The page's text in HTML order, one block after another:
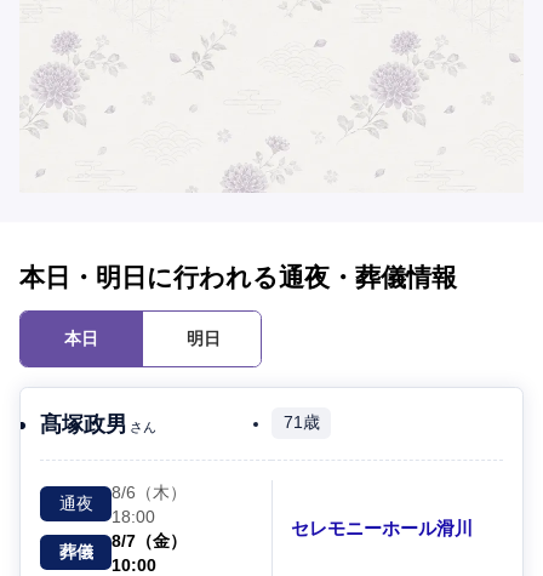
本日・明日に行われる通夜・葬儀情報
本日 明日
髙塚政男 さん 71歳
通夜
8/6（木）
18:00
葬儀
8/7（金）
10:00
セレモニーホール滑川